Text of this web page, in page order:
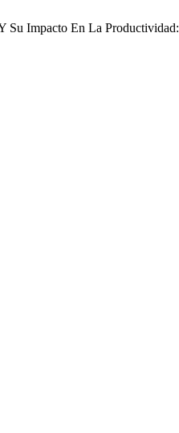
Impacto En La